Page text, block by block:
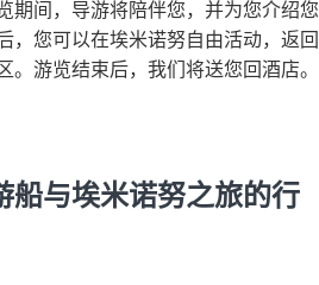
期间，导游将陪伴您，并为您介绍您
，您可以在埃米诺努自由活动，返回
。游览结束后，我们将送您回酒店。
船与埃米诺努之旅的行